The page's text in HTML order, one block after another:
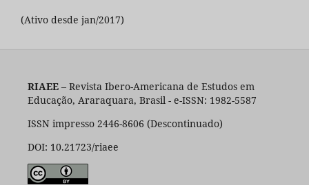
(Ativo desde jan/2017)
RIAEE– Revista Ibero-Americana de Estudos em
Educação, Araraquara, Brasil - e-ISSN: 1982-5587
ISSN impresso 2446-8606 (Descontinuado)
DOI: 10.21723/riaee